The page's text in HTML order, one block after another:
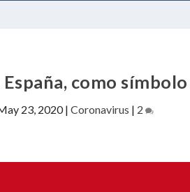
como
23, 2020|Coronavirus | 2